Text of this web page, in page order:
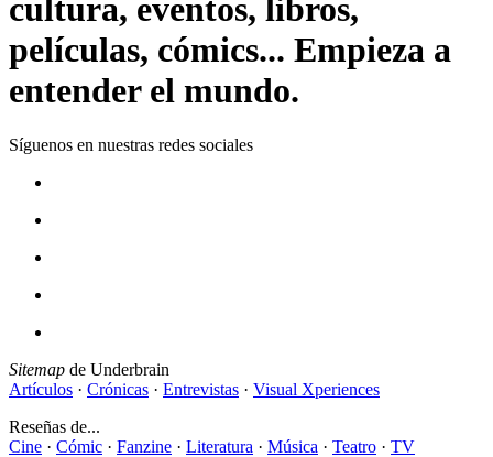
cultura, eventos, libros,
películas, cómics... Empieza a
entender el mundo.
Síguenos en nuestras redes sociales
Sitemap de Underbrain
Artículos · Crónicas · Entrevistas · Visual Xperiences
Reseñas de...
Cine · Cómic · Fanzine · Literatura · Música · Teatro · TV